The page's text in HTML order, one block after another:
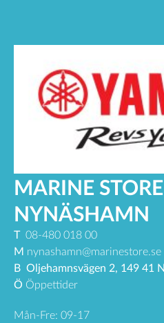
MARINE STORE
NYNÄSHAMN
T08-480 018 00
M nynashamn@marinestore.se
B Oljehamnsvägen 2, 149 41
Ö Öppettider
Mån-Fre: 09-17